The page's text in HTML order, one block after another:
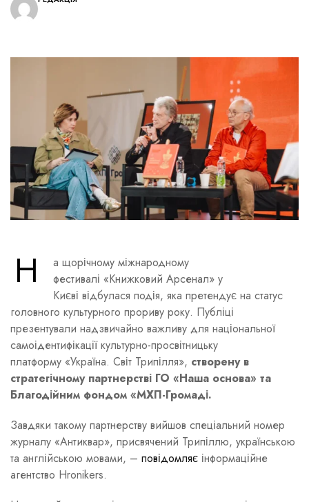
Н
а щорічному міжнародному
фестивалі «Книжковий Арсенал» у
Києві відбулася подія, яка претендує на статус
головного культурного прориву року. Публіці
презентували надзвичайно важливу для національної
самоідентифікації культурно-просвітницьку
платформу «Україна. Світ Трипілля», створену в
стратегічному партнерстві ГО «Наша основа» та
Благодійним фондом «МХП-Громаді.
Завдяки такому партнерству вийшов спеціальний номер
журналу «Антиквар», присвячений Трипіллю, українською
та англійською мовами, – повідомляє інформаційне
агентство Hronikers.